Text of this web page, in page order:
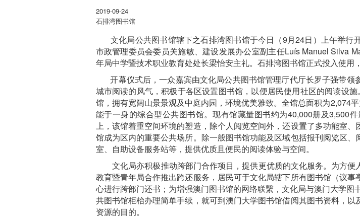
2019-09-24
石排湾图书馆
文化局公共图书馆辖下之石排湾图书馆于今日（9月24日）上午举行
市政管理委员会委员关施敏、建设发展办公室副主任Luís Manuel Silva
年局中学暨技术职业教育处处长梁怡安主礼。石排湾图书馆正式投入使用
开幕仪式后，一众嘉宾由文化局公共图书馆管理厅代厅长罗子强带领
城市阅读的风气，积极于各区设置图书馆，以便居民使用社区的阅读设
馆，拥有宽阔山景景观及中庭内园，环境优美雅致。全馆总面积为2,074
能于一身的综合型公共图书馆。现有馆藏量图书约为40,000册及3,500
上，该馆着重空间环境的塑造，除个人阅览空间外，还设置了多功能室
馆成为区内的重要公共场所。除一般图书馆功能及区域包括报刊阅览区
室、自助设备服务站等，提供优质且便民的阅读体验与空间。
文化局亦积极推动跨部门合作项目，提供更优质的文化服务。为方便
教育暨青年局合作推出跨还服务，居民可于文化局辖下所有图书馆（议
心进行跨部门还书；为增强澳门图书馆的网络联繫，文化局与澳门大学图
共图书馆柜枱办理简单手续，就可到澳门大学图书馆借阅其图书资料，
资源的目的。